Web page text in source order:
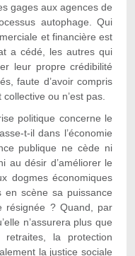
gages aux agences de
autophage. Qui
et financière est
a cédé, les autres qui
leur propre crédibilité
faute d’avoir compris
ou n’est pas.
politique concerne le
t-il dans l’économie
publique ne cède ni
au désir d’améliorer le
dogmes économiques
en scène sa puissance
résignée ? Quand, par
n’assurera plus que
retraites, la protection
la justice sociale